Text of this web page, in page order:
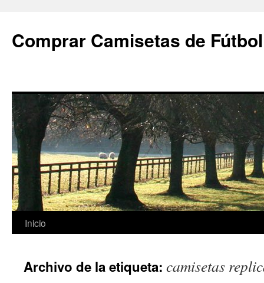
Comprar Camisetas de
Saltar
contenido
Inicio
Archivo de la etiqueta: camisetas